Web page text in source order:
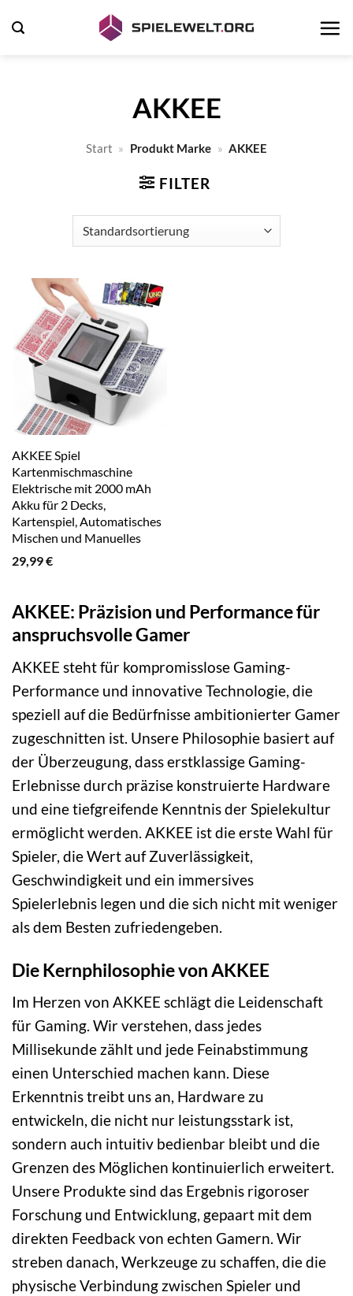
Inhalt
AKKEE
Start » Produkt Marke » AKKEE
FILTER
AKKEE Spiel
Kartenmischmaschine
Elektrische mit 2000 mAh
Akku für 2 Decks,
Kartenspiel, Automatisches
Mischen und Manuelles
Mischen
29,99€
AKKEE: Präzision und Performance für
anspruchsvolle Gamer
AKKEE steht für kompromisslose Gaming-
Performance und innovative Technologie, die
speziell auf die Bedürfnisse ambitionierter Gamer
zugeschnitten ist. Unsere Philosophie basiert auf
der Überzeugung, dass erstklassige Gaming-
Erlebnisse durch präzise konstruierte Hardware
und eine tiefgreifende Kenntnis der Spielekultur
ermöglicht werden. AKKEE ist die erste Wahl für
Spieler, die Wert auf Zuverlässigkeit,
Geschwindigkeit und ein immersives
Spielerlebnis legen und die sich nicht mit weniger
als dem Besten zufriedengeben.
Die Kernphilosophie von AKKEE
Im Herzen von AKKEE schlägt die Leidenschaft
für Gaming. Wir verstehen, dass jedes
Millisekunde zählt und jede Feinabstimmung
einen Unterschied machen kann. Diese
Erkenntnis treibt uns an, Hardware zu
entwickeln, die nicht nur leistungsstark ist,
sondern auch intuitiv bedienbar bleibt und die
Grenzen des Möglichen kontinuierlich erweitert.
Unsere Produkte sind das Ergebnis rigoroser
Forschung und Entwicklung, gepaart mit dem
direkten Feedback von echten Gamern. Wir
streben danach, Werkzeuge zu schaffen, die die
physische Verbindung zwischen Spieler und